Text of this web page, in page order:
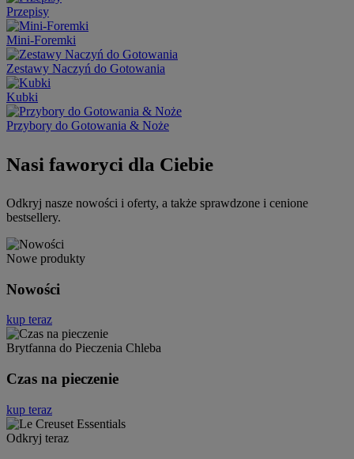
Przepisy
Mini-Foremki
Zestawy Naczyń do Gotowania
Kubki
Przybory do Gotowania & Noże
Nasi faworyci dla Ciebie
Odkryj nasze nowości i oferty, a także sprawdzone i cenione
bestsellery.
Nowe produkty
Nowości
kup teraz
Brytfanna do Pieczenia Chleba
Czas na pieczenie
kup teraz
Odkryj teraz